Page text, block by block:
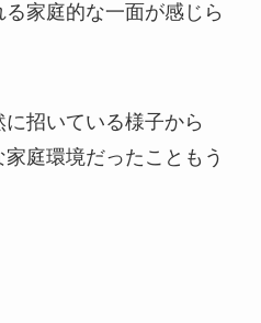
家庭的な一面が感じら
招いている様子から
庭環境だったこともう